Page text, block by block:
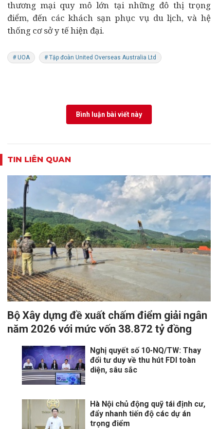
thương mại quy mô lớn tại những đô thị trọng
điểm, đến các khách sạn phục vụ du lịch, và hệ
thống cơ sởy tếhiện đại.
# UOA # Tập đoàn United Overseas Australia Ltd
Bình luận bài viết này
TIN LIÊN QUAN
Bộ Xây dựng đề xuất chấm điểm giải ngân
năm 2026 với mức vốn 38.872 tỷ đồng
Nghị quyết số 10-NQ/TW: Thay
đổi tư duy về thu hút FDI toàn
diện, sâu sắc
Hà Nội chủ động quỹ tái định cư,
đẩy nhanh tiến độ các dự án
trọng điểm